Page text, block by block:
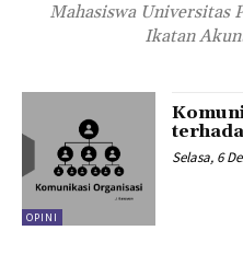
Mahasiswa Universitas
Ikatan
OPINI
Selasa, 6